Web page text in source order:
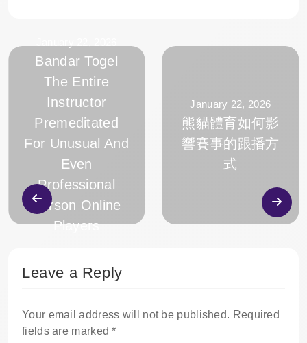
Bandar Togel
The Entire
Instructor
Premeditated
For Unusual And
Even
Professional
Person Online
Players
January 22, 2026
熊貓體育如何影
響賽事的跟播方
式
Leave a Reply
Your email address will not be published. Required
fields are marked*